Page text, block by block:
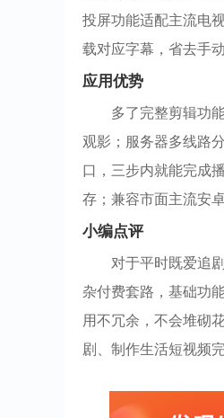
投屏功能适配主流电
载对应字幕，省去手
应用优势
多了完整剪辑功
观影；服务器多线路
口，三步内就能完成
存；兼容市面主流安
小编点评
对于平时既爱追
杂付费套路，基础功
用不冗余，不会堆砌
剧、制作生活短视频